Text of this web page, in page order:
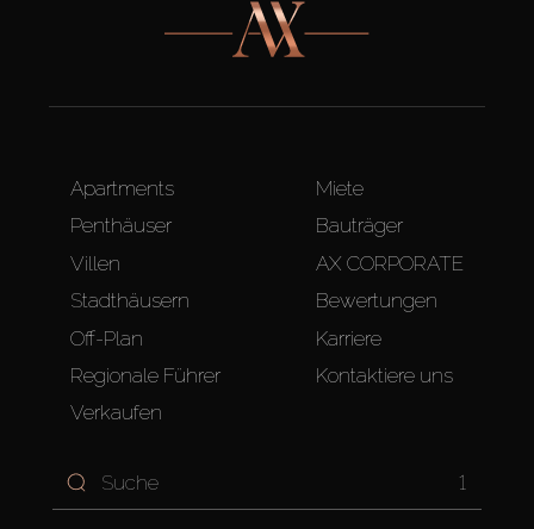
Apartments
Penthäuser
Villen
Stadthäusern
Off-Plan
Regionale Führer
Verkaufen
Miete
Bauträger
AX CORPORATE
Bewertungen
Karriere
Kontaktiere uns
1